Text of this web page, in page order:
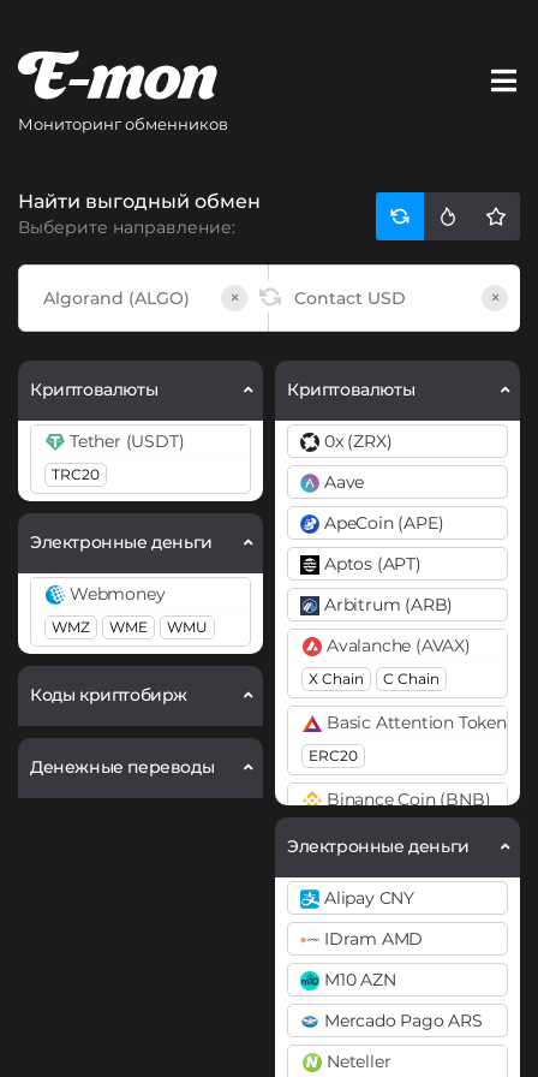
Мониторинг обменников
Найти выгодный обмен
Выберите направление:
× ×
Криптовалюты
Tether (USDT)
TRC20
Электронные деньги
Webmoney
WMZ WME WMU
Коды криптобирж
Денежные переводы
Криптовалюты
0x (ZRX)
Aave
ApeCoin (APE)
Aptos (APT)
Arbitrum (ARB)
Avalanche (AVAX)
X Chain C Chain
Basic Attention Token
ERC20
Binance Coin (BNB)
Bitcoin (BTC)
BTC BEP20
Bitcoin Cash (BCH)
Bitcoin SV (BSV)
BitTorrent (BTT)
Электронные деньги
Alipay CNY
IDram AMD
M10 AZN
Mercado Pago ARS
Neteller